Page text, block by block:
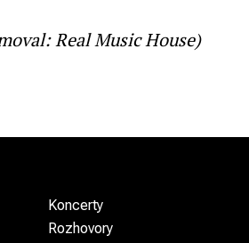
Real Music House)
Koncerty
Rozhovory